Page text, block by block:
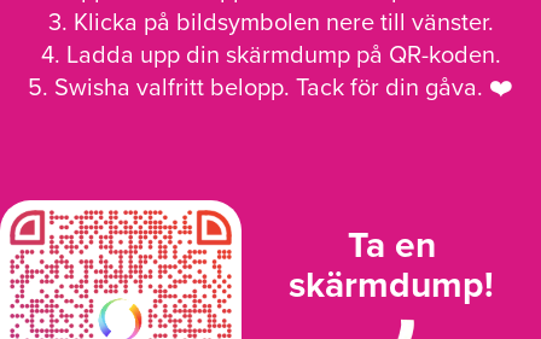
3. Klicka på bildsymbolen nere till vänster.
4. Ladda upp din skärmdump på QR-koden.
5. Swisha valfritt belopp. Tack för din gåva. ❤️
Ta en
skärmdump!